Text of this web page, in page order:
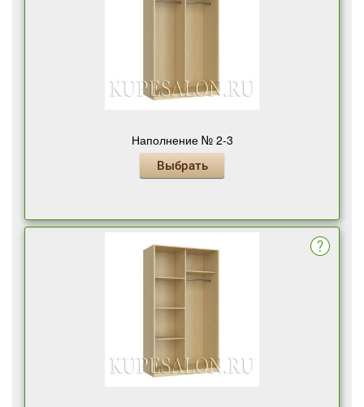
Наполнение № 2-3
Выбрать